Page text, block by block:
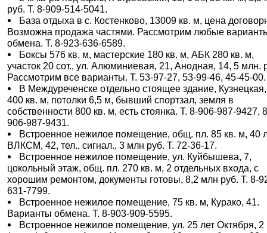
руб. Т. 8-909-514-5041.
База отдыха в с. Костенково, 13009 кв. м, цена
Возможна продажа частями. Рассмотрим любые
обмена. Т. 8-923-636-6589.
Боксы 576 кв. м, мастерские 180 кв. м, АБК 280 кв. м,
участок 20 сот., ул. Алюминиевая, 21, Анодная, 14, 5 млн.
Рассмотрим все варианты. Т. 53-97-27, 53-99-46, 45-45-00.
В Междуреченске отдельно стоящее здание,
400 кв. м, потолки 6,5 м, бывший спортзал, земля в
собственности 800 кв. м, есть стоянка. Т. 8-906-987-9427,
906-987-9431.
Встроенное нежилое помещение, общ. пл. 85 кв. м, 40
ВЛКСМ, 42, тел., сигнал., 3 млн руб. Т. 72-36-17.
Встроенное нежилое помещение, ул. Куйбышева, 7,
цокольный этаж, общ. пл. 270 кв. м, 2 отдельных входа, с
хорошим ремонтом, документы готовы, 8,2 млн руб. Т. 8-
631-7799.
Встроенное нежилое помещение, 75 кв. м, Курако, 41.
Варианты обмена. Т. 8-903-909-5595.
Встроенное нежилое помещение, ул. 25 лет Октября, 2